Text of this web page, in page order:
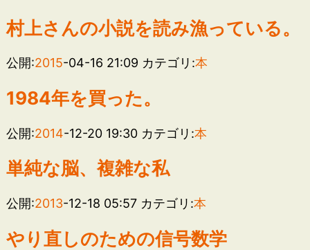
村上さんの小説を読み漁っている。
公開:2015-04-16 21:09 カテゴリ:本
1984年を買った。
公開:2014-12-20 19:30 カテゴリ:本
単純な脳、複雑な私
公開:2013-12-18 05:57 カテゴリ:本
やり直しのための信号数学